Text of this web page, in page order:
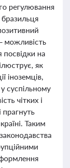
регулювання
бразильця
можливість
посвідки на
як
іноземців,
суспільному
чітких і
прагнуть
Таким